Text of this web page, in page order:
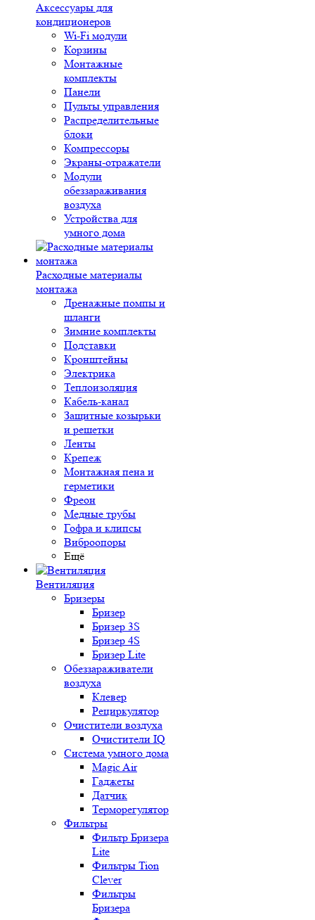
Аксессуары для
кондиционеров
Wi-Fi модули
Корзины
Монтажные
комплекты
Панели
Пульты управления
Распределительные
блоки
Компрессоры
Экраны-отражатели
Модули
обеззараживания
воздуха
Устройства для
умного дома
Расходные материалы
монтажа
Дренажные помпы и
шланги
Зимние комплекты
Подставки
Кронштейны
Электрика
Теплоизоляция
Кабель-канал
Защитные козырьки
и решетки
Ленты
Крепеж
Монтажная пена и
герметики
Фреон
Медные трубы
Гофра и клипсы
Виброопоры
Ещё
Вентиляция
Бризеры
Бризер
Бризер 3S
Бризер 4S
Бризер Lite
Обеззараживатели
воздуха
Клевер
Рециркулятор
Очистители воздуха
Очистители IQ
Система умного дома
Magic Air
Гаджеты
Датчик
Терморегулятор
Фильтры
Фильтр Бризера
Lite
Фильтры Tion
Clever
Фильтры
Бризера